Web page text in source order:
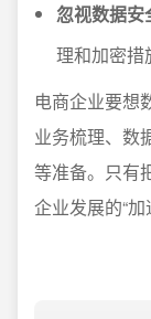
忽视数据安
理和加密措
电商企业要想
业务梳理、数
等准备。只有
企业发展的“加